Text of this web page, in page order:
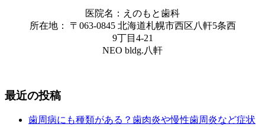
医院名：えのもと歯科
所在地： 〒063-0845 北海道札幌市西区八軒5条西
9丁目4-21
NEO bldg.八軒
最近の投稿
歯周病にも種類がある？歯肉炎や慢性歯周炎など症状